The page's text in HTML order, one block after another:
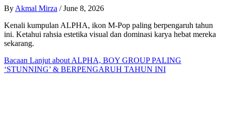
By Akmal Mirza / June 8, 2026
Kenali kumpulan ALPHA, ikon M-Pop paling berpengaruh tahun
ini. Ketahui rahsia estetika visual dan dominasi karya hebat mereka
sekarang.
Bacaan Lanjut about ALPHA, BOY GROUP PALING
‘STUNNING’ & BERPENGARUH TAHUN INI